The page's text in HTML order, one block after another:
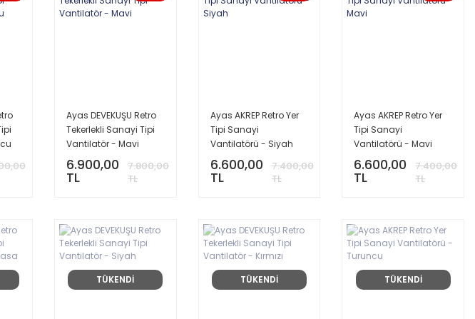
Ayas DEVEKUŞU Retro
Tekerlekli Sanayi Tipi
Vantilatör - Mavi
6.900,00
TL
7.800,00
TL
Ayas AKREP Retro Yer
Tipi Sanayi
Vantilatörü - Siyah
6.600,00
TL
7.400,00
TL
Ayas AKREP Retro Yer
Tipi Sanayi
Vantilatörü - Mavi
6.600,00
TL
7.400,00
TL
TÜKENDİ TÜKENDİ TÜKENDİ